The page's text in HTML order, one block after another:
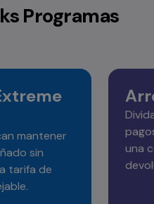
Programas
mantener
sin
tarifa de
una